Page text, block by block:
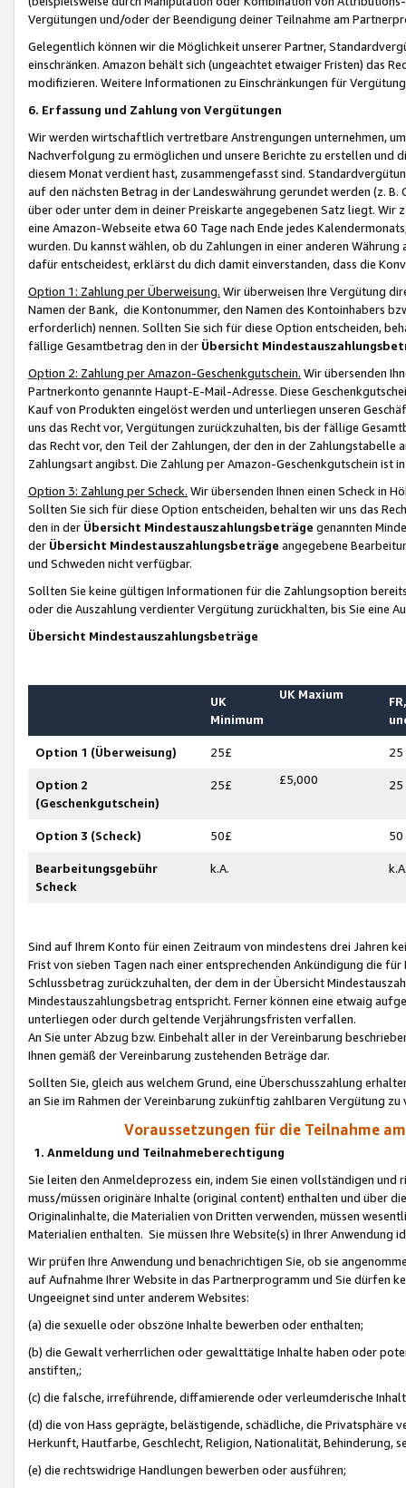
Vergütungen und/oder der Beendigung deiner Teilnahme am
Gelegentlich können wir die Möglichkeit unserer Partner,
einschränken. Amazon behält sich (ungeachtet etwaiger Fristen) das
modifizieren. Weitere Informationen zu Einschränkungen für
6. Erfassung und Zahlung von Vergütungen
Wir werden wirtschaftlich vertretbare Anstrengungen unternehmen,
Nachverfolgung zu ermöglichen und unsere Berichte zu erstellen und
diesem Monat verdient hast, zusammengefasst sind.
auf den nächsten Betrag in der Landeswährung gerundet werden (z.
über oder unter dem in deiner Preiskarte angegebenen Satz liegt.
eine Amazon-Webseite etwa 60 Tage nach Ende jedes
wurden. Du kannst wählen, ob du Zahlungen in einer anderen
dafür entscheidest, erklärst du dich damit einverstanden, dass die
Option 1: Zahlung per Überweisung. Wir überweisen Ihre Vergütung
Namen der Bank, die Kontonummer, den Namen des Kontoinhabers
erforderlich) nennen. Sollten Sie sich für diese Option entscheiden,
fällige Gesamtbetrag den in der Übersicht
Option 2: Zahlung per Amazon-Geschenkgutschein. Wir übersenden
Partnerkonto genannte Haupt-E-Mail-Adresse. Diese
Kauf von Produkten eingelöst werden und unterliegen unseren
uns das Recht vor, Vergütungen zurückzuhalten, bis der fällige
das Recht vor, den Teil der Zahlungen, der den in der
Zahlungsart angibst. Die Zahlung per Amazon-Geschenkgutschein ist
Option 3: Zahlung per Scheck. Wir übersenden Ihnen einen Scheck in
Sollten Sie sich für diese Option entscheiden, behalten wir uns das
den in der Übersicht Mindestauszahlungsbeträge genannten
der Übersicht Mindestauszahlungsbeträge angegebene
und Schweden nicht verfügbar.
Sollten Sie keine gültigen Informationen für die Zahlungsoption
oder die Auszahlung verdienter Vergütung zurückhalten, bis Sie
Übersicht Mindestauszahlungsbeträge
UK
Minimum
UK Maxium
Option 1 (Überweisung) 25£ 25
Option 2
(Geschenkgutschein)
25£ £5,000 25
Option 3 (Scheck) 50£ 50
Bearbeitungsgebühr
Scheck
k.A.
Sind auf Ihrem Konto für einen Zeitraum von mindestens drei Jahren
Frist von sieben Tagen nach einer entsprechenden Ankündigung die
Schlussbetrag zurückzuhalten, der dem in der Übersicht
Mindestauszahlungsbetrag entspricht. Ferner können eine etwaig
unterliegen oder durch geltende Verjährungsfristen verfallen.
An Sie unter Abzug bzw. Einbehalt aller in der Vereinbarung
Ihnen gemäß der Vereinbarung zustehenden Beträge dar.
Sollten Sie, gleich aus welchem Grund, eine Überschusszahlung
an Sie im Rahmen der Vereinbarung zukünftig zahlbaren Vergütung zu
Voraussetzungen für die Teilnahme
1. Anmeldung und Teilnahmeberechtigung
Sie leiten den Anmeldeprozess ein, indem Sie einen vollständigen
muss/müssen originäre Inhalte (original content) enthalten und über
Originalinhalte, die Materialien von Dritten verwenden, müssen
Materialien enthalten. Sie müssen Ihre Website(s) in Ihrer Anwendung
Wir prüfen Ihre Anwendung und benachrichtigen Sie, ob sie
auf Aufnahme Ihrer Website in das Partnerprogramm und Sie dürfen
Ungeeignet sind unter anderem Websites:
(a) die sexuelle oder obszöne Inhalte bewerben oder enthalten;
(b) die Gewalt verherrlichen oder gewalttätige Inhalte haben oder
anstiften,;
(c) die falsche, irreführende, diffamierende oder verleumderische
(d) die von Hass geprägte, belästigende, schädliche, die Privatsphäre
Herkunft, Hautfarbe, Geschlecht, Religion, Nationalität, Behinderung,
(e) die rechtswidrige Handlungen bewerben oder ausführen;